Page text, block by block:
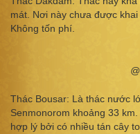
mát. Nơi này chưa được
Không tốn phí.
Thác Bousar: Là thác nước
Senmonorom khoảng 33
hợp lý bởi có nhiều tán cây